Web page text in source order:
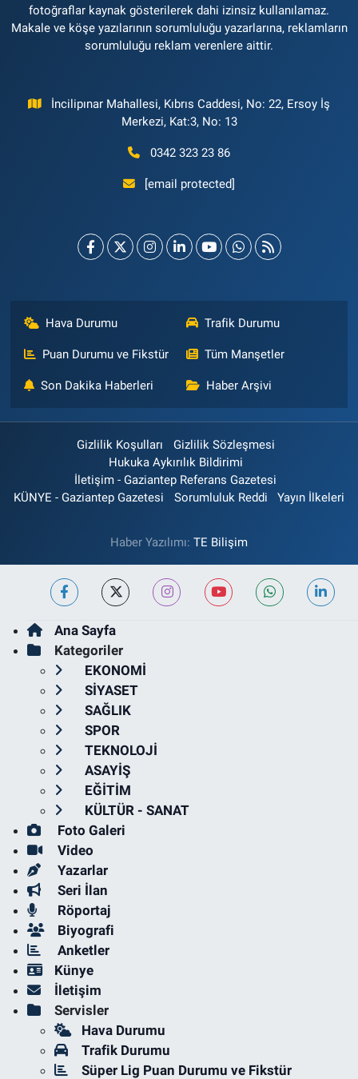
fotoğraflar kaynak gösterilerek dahi izinsiz kullanılamaz.
Makale ve köşe yazılarının sorumluluğu yazarlarına, reklamların
sorumluluğu reklam verenlere aittir.
İncilipınar Mahallesi, Kıbrıs Caddesi, No: 22, Ersoy İş
Merkezi, Kat:3, No: 13
0342 323 23 86
[email protected]
Hava Durumu Trafik Durumu
Puan Durumu ve Fikstür Tüm Manşetler
Son Dakika Haberleri Haber Arşivi
Gizlilik Koşulları
Gizlilik Sözleşmesi
Hukuka Aykırılık Bildirimi
İletişim - Gaziantep Referans Gazetesi
KÜNYE - Gaziantep Gazetesi
Sorumluluk Reddi Yayın İlkeleri
Haber Yazılımı: TE Bilişim
Ana Sayfa
Kategoriler
EKONOMİ
SİYASET
SAĞLIK
SPOR
TEKNOLOJİ
ASAYİŞ
EĞİTİM
KÜLTÜR - SANAT
Foto Galeri
Video
Yazarlar
Seri İlan
Röportaj
Biyografi
Anketler
Künye
İletişim
Servisler
Hava Durumu
Trafik Durumu
Süper Lig Puan Durumu ve Fikstür